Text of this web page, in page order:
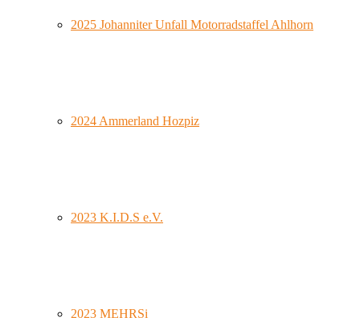
2025 Johanniter Unfall Motorradstaffel Ahlhorn
2024 Ammerland Hozpiz
2023 K.I.D.S e.V.
2023 MEHRSi